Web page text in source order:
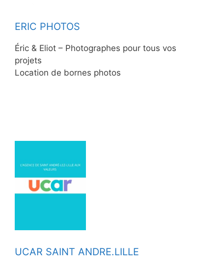
ERIC PHOTOS
Éric & Eliot – Photographes pour tous vos
projets
Location de bornes photos
UCAR SAINT ANDRE.LILLE